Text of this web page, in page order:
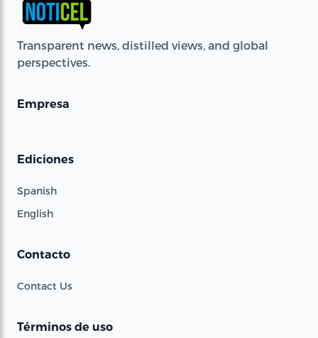
Transparent news, distilled views, and global
perspectives.
Empresa
Ediciones
Spanish
English
Contacto
Contact Us
Términos de uso